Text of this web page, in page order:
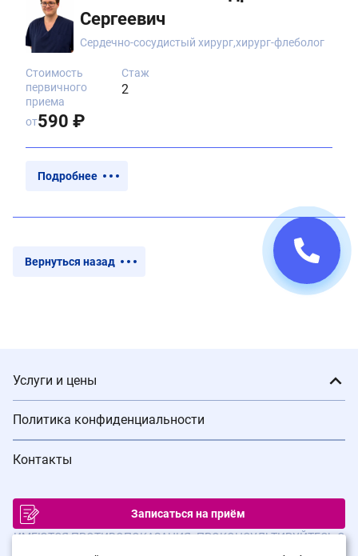
Сергеевич
Сердечно-сосудистый хирург,хирург-флеболог
Стаж
2
Стоимость
первичного
приема
от590 ₽
Подробнее
Вернуться назад
Услуги и цены
Политика конфиденциальности
Контакты
Записаться на приём
ИМЕЮТСЯ ПРОТИВОПОКАЗАНИЯ. ПРОКОНСУЛЬТИРУЙТЕСЬ С